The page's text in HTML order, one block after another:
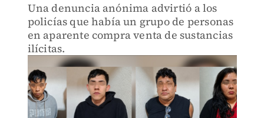
Una denuncia anónima advirtió a los
policías que había un grupo de personas
en aparente compra venta de sustancias
ilícitas.